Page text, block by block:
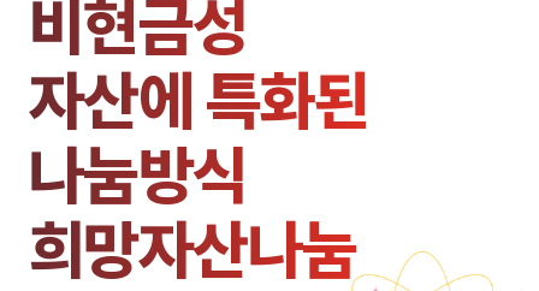
비현금성
자산에 특화된
나눔방식
희망자산나눔